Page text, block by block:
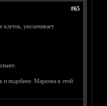
#65
увеличивает
и подобное. Маразма в этой